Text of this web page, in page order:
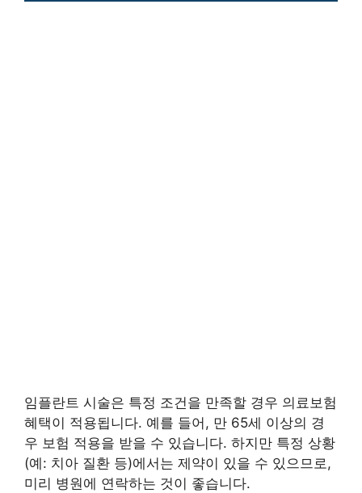
임플란트 시술은 특정 조건을 만족할 경우 의료보험
혜택이 적용됩니다. 예를 들어, 만 65세 이상의 경
우 보험 적용을 받을 수 있습니다. 하지만 특정 상황
(예: 치아 질환 등)에서는 제약이 있을 수 있으므로,
미리 병원에 연락하는 것이 좋습니다.